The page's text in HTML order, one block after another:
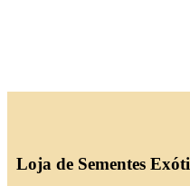
Loja de Sementes